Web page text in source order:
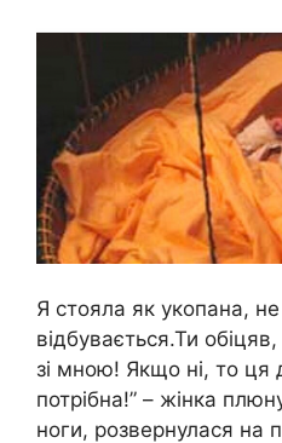
Я стояла як укопана,
відбувається.Ти
зі мною! Якщо ні, то ця
потрібна!” – жінка
ноги, розвернулася на